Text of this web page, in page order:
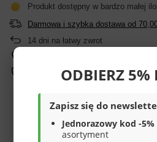
Produkt dostępny w bardzo małej
Darmowa i szybka dostawa od
14 dni na łatwy zwrot
Bezpieczne zakupy
Darmowa dostawa do paczkomatu lub
ODBIERZ 5%
Zapisz się do
Jednorazowy kod -5%
asortyment